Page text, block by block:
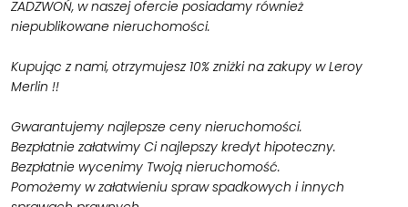
ZADZWOŃ, w naszej ofercie posiadamy również
niepublikowane nieruchomości.
Kupując z nami, otrzymujesz 10% zniżki na zakupy w Leroy
Merlin !!
Gwarantujemy najlepsze ceny nieruchomości.
Bezpłatnie załatwimy Ci najlepszy kredyt hipoteczny.
Bezpłatnie wycenimy Twoją nieruchomość.
Pomożemy w załatwieniu spraw spadkowych i innych